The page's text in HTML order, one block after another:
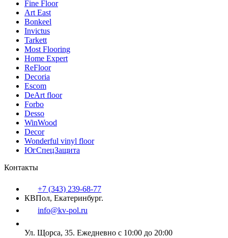
Fine Floor
Art East
Bonkeel
Invictus
Tarkett
Most Flooring
Home Expert
ReFloor
Decoria
Escom
DeArt floor
Forbo
Desso
WinWood
Decor
Wonderful vinyl floor
ЮгСпецЗащита
Контакты
+7 (343) 239-68-77
КВПол, Екатеринбург.
info@kv-pol.ru
Ул. Щорса, 35. Ежедневно с 10:00 до 20:00